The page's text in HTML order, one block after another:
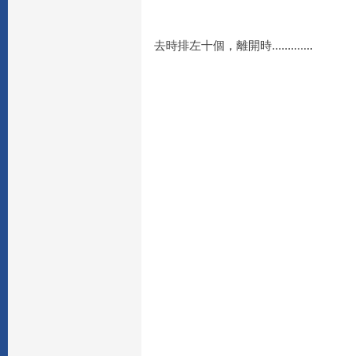
去時排左十個，離開時.............